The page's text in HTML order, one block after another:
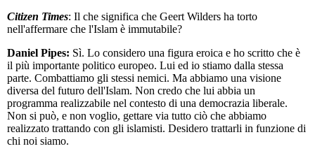
Citizen Times: Il che significa che Geert Wilders ha torto
nell'affermare che l'Islam è immutabile?
Daniel Pipes: Sì. Lo considero una figura eroica e ho scritto che è
il più importante politico europeo. Lui ed io stiamo dalla stessa
parte. Combattiamo gli stessi nemici. Ma abbiamo una visione
diversa del futuro dell'Islam. Non credo che lui abbia un
programma realizzabile nel contesto di una democrazia liberale.
Non si può, e non voglio, gettare via tutto ciò che abbiamo
realizzato trattando con gli islamisti. Desidero trattarli in funzione di
chi noi siamo.